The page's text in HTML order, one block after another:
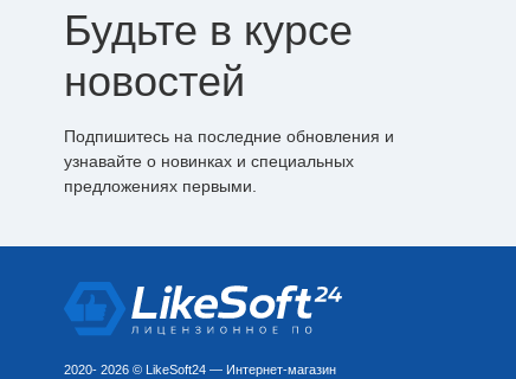
Будьте в курсе
новостей
Подпишитесь на последние обновления и
узнавайте о новинках и специальных
предложениях первыми.
2020- 2026 © LikeSoft24 — Интернет-магазин